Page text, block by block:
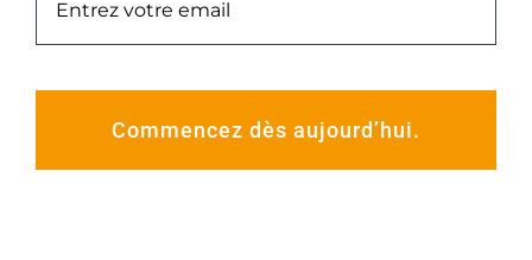
Commencez dès aujourd’hui.